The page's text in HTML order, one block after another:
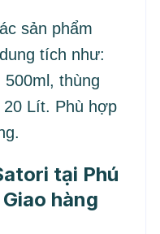
sản phẩm
tích như:
thùng
Lít. Phù hợp
tại Phú
hàng